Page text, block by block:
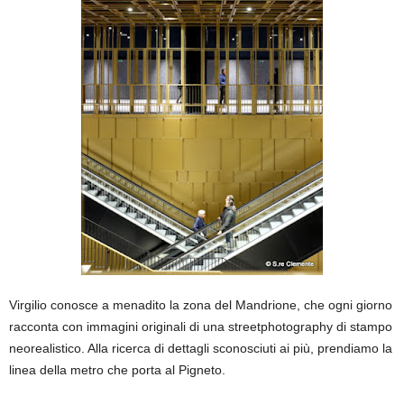
Virgilio conosce a menadito la zona del Mandrione, che ogni giorno
racconta con immagini originali di una streetphotography di stampo
neorealistico. Alla ricerca di dettagli sconosciuti ai più, prendiamo la
linea della metro che porta al Pigneto.